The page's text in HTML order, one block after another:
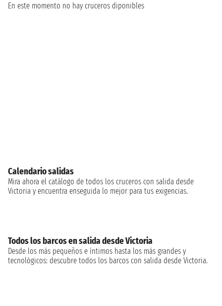
En este momento no hay cruceros diponibles
Calendario salidas
Mira ahora el catálogo de todos los cruceros con salida desde
Victoria y encuentra enseguida lo mejor para tus exigencias.
Todos los barcos en salida desde Victoria
Desde los más pequeños e íntimos hasta los más grandes y
tecnológicos: descubre todos los barcos con salida desde Victoria.